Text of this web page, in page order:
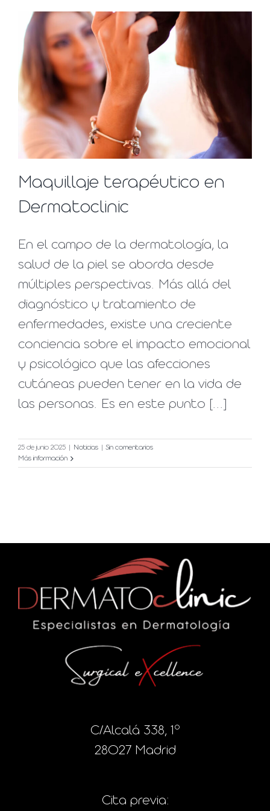
Maquillaje terapéutico en
Dermatoclinic
En el campo de la dermatología, la
salud de la piel se aborda desde
múltiples perspectivas. Más allá del
diagnóstico y tratamiento de
enfermedades, existe una creciente
conciencia sobre el impacto emocional
y psicológico que las afecciones
cutáneas pueden tener en la vida de
las personas. Es en este punto [...]
25 de junio 2025 Noticias
Sin comentarios
Más información
C/Alcalá 338, 1º
28027 Madrid
Cita previa: